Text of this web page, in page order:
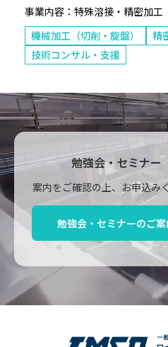
事業内容：特殊溶接・精密加工
機械加工（切削・旋盤）
精
技術コンサル・支援
勉強会・セミナー
案内をご確認の上、お申込み
勉強会・セミナーのご案